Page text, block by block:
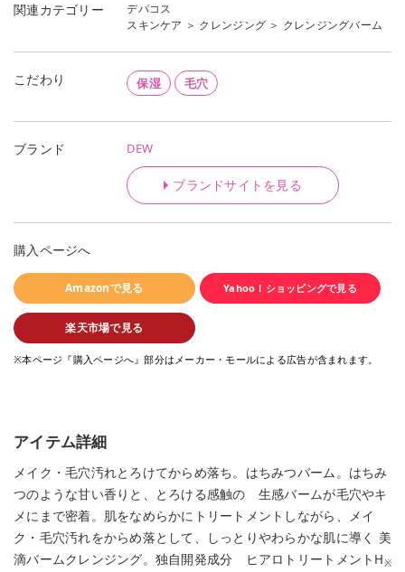
関連カテゴリー
デパコス
スキンケア ＞ クレンジング ＞ クレンジングバーム
こだわり 保湿 毛穴
ブランド DEW
ブランドサイトを見る
購入ページへ
Amazonで見る Yahoo！ショッピングで見る
楽天市場で見る
※本ページ『購入ページへ』部分はメーカー・モールによる広告が含まれます。
アイテム詳細
メイク・毛穴汚れとろけてからめ落ち。はちみつバーム。はちみ
つのような甘い香りと、とろける感触の 生感バームが毛穴やキ
メにまで密着。肌をなめらかにトリートメントしながら、メイ
ク・毛穴汚れをからめ落として、しっとりやわらかな肌に導く 美
滴バームクレンジング。独自開発成分 ヒアロトリートメントH※